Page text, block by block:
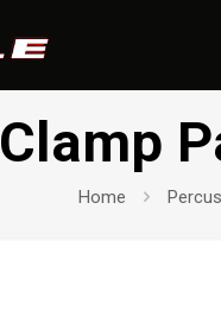
Clamp
Home